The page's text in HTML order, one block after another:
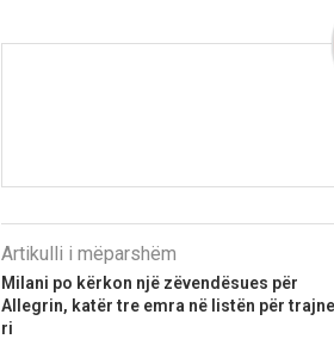
Artikulli i mëparshëm
Milani po kërkon një zëvendësues për
Allegrin, katër tre emra në listën për
ri